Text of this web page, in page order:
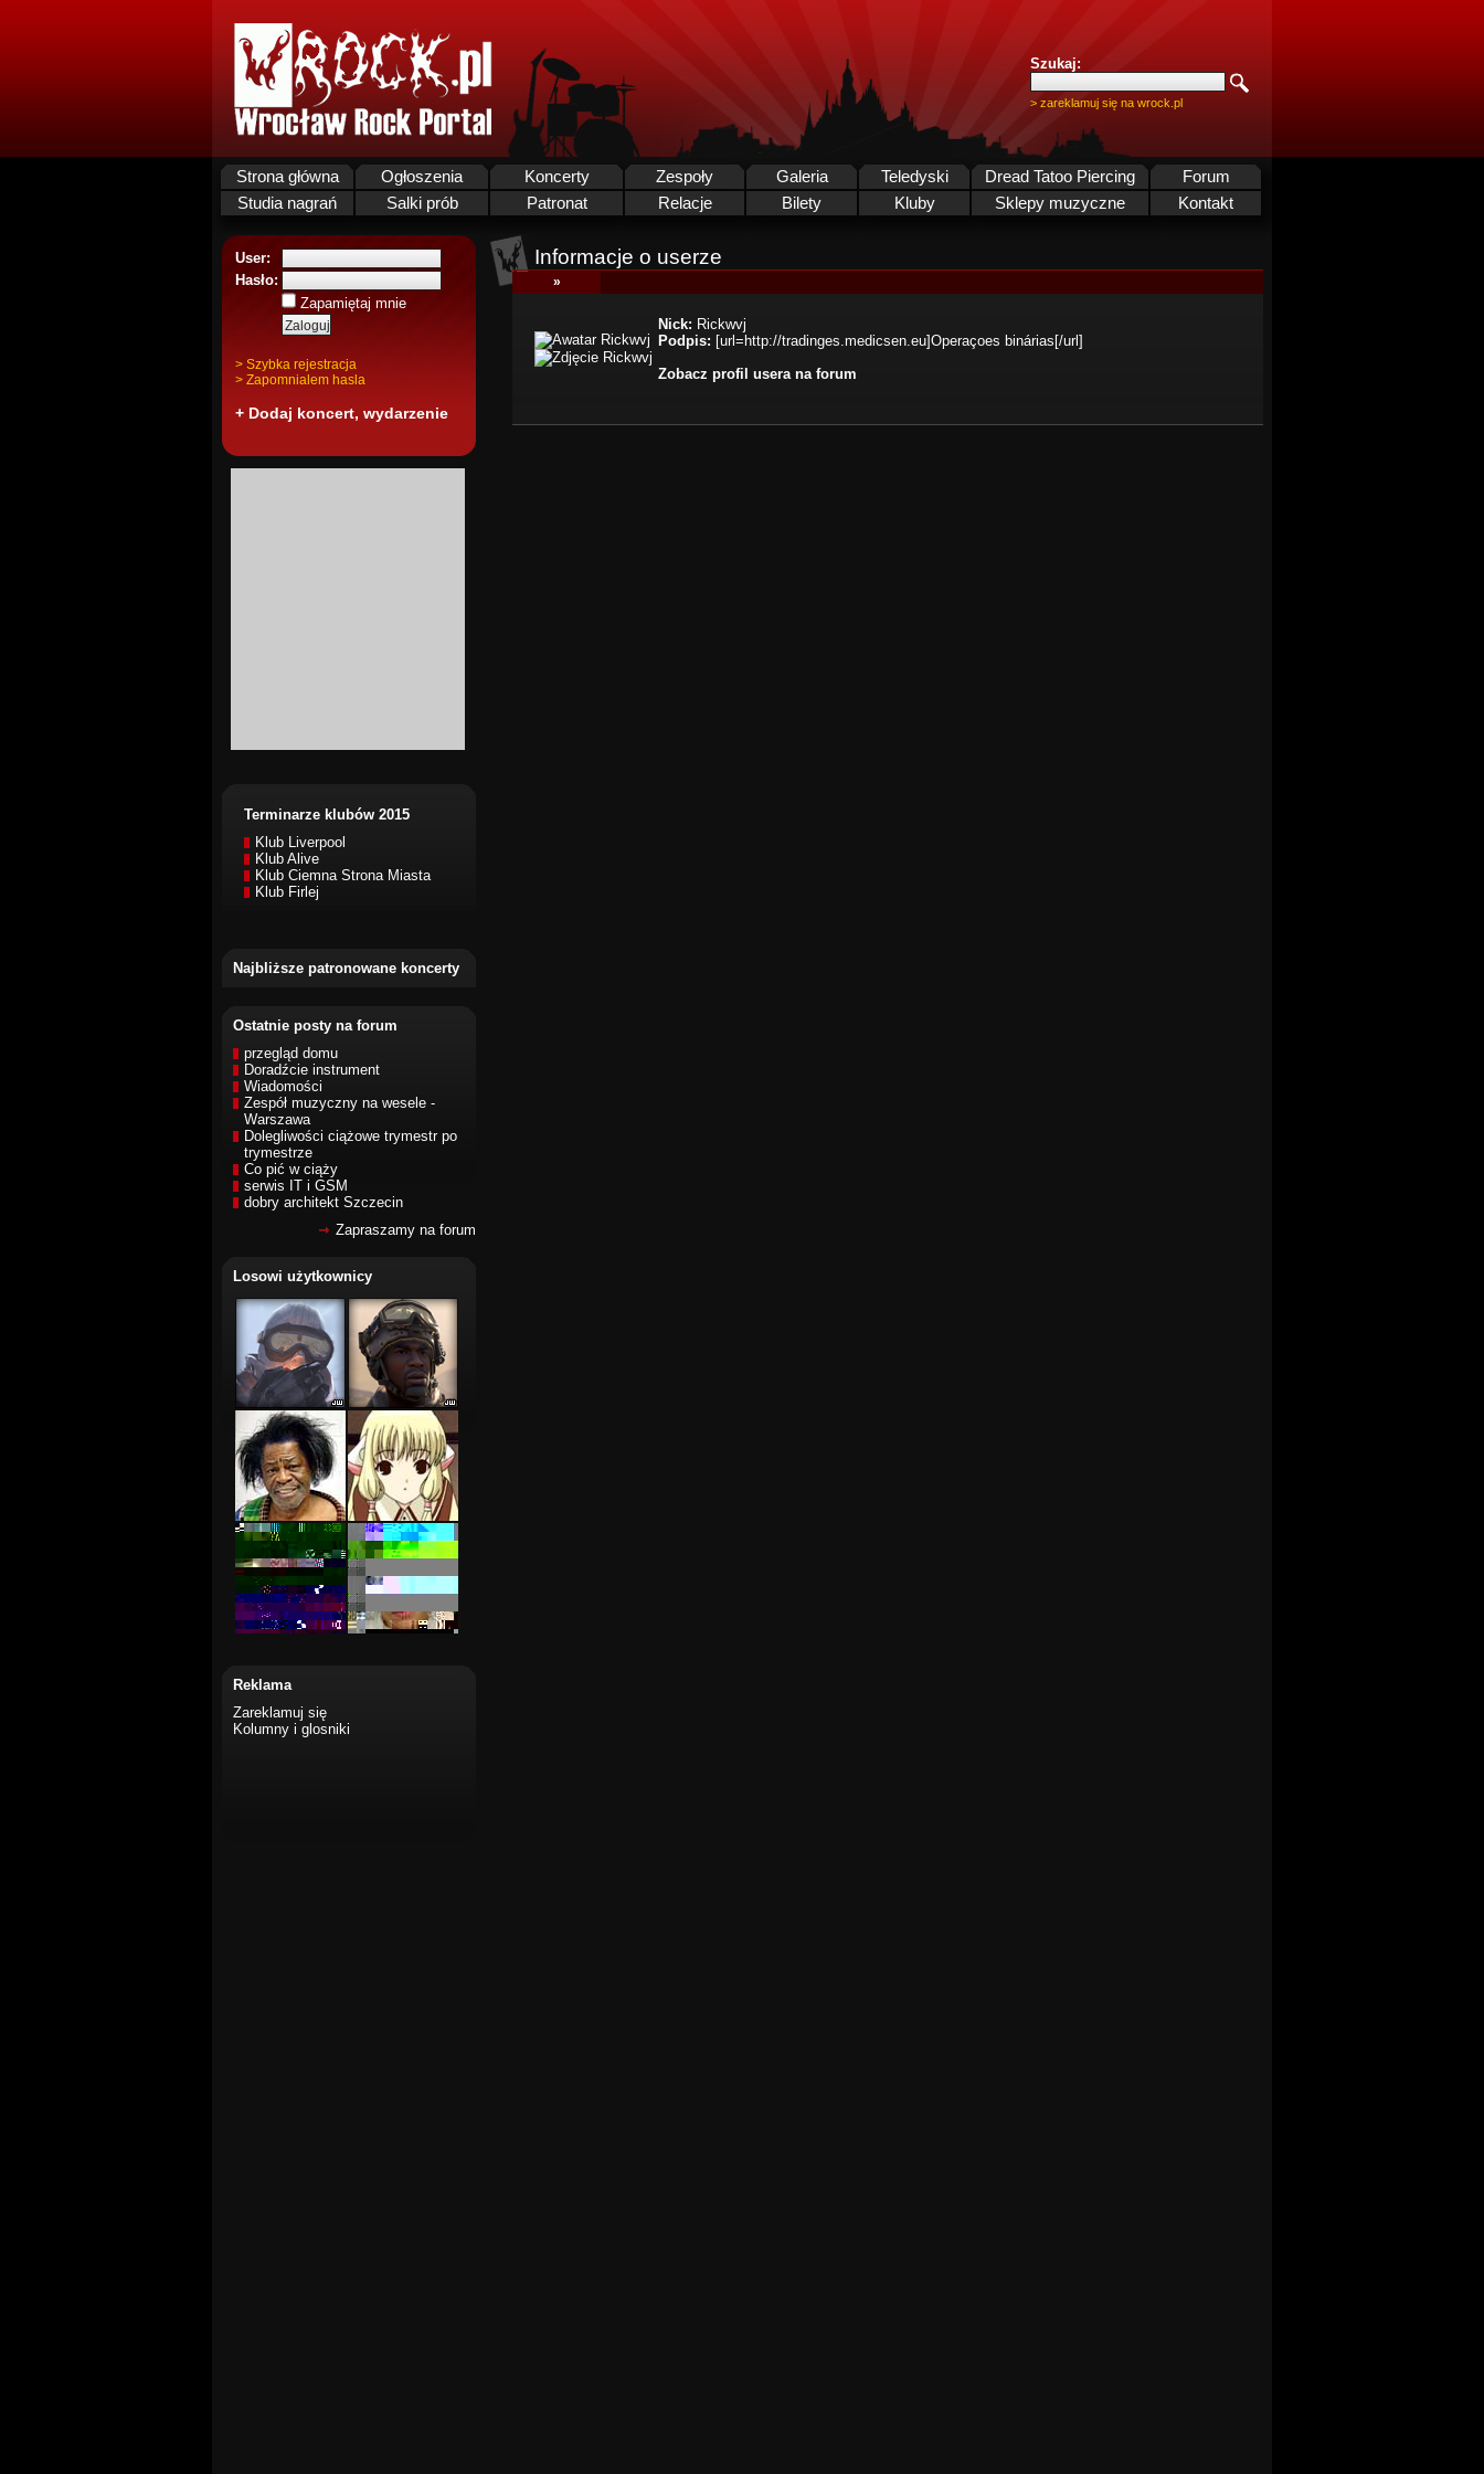
Szukaj:
> zareklamuj się na wrock.pl
Strona główna Ogłoszenia Koncerty Zespoły Galeria Teledyski Dread Tatoo Piercing
Forum
Studia nagrań
Salki prób Patronat Relacje Bilety Kluby Sklepy muzyczne Kontakt
User:
Hasło:
Zapamiętaj mnie
> Szybka rejestracja
> Zapomnialem hasla
+ Dodaj koncert, wydarzenie
Terminarze klubów 2015
Klub Liverpool
Klub Alive
Klub Ciemna Strona Miasta
Klub Firlej
Najbliższe patronowane koncerty
Ostatnie posty na forum
przegląd domu
Doradźcie instrument
Wiadomości
Zespół muzyczny na wesele -
Warszawa
Dolegliwości ciążowe trymestr po
trymestrze
Co pić w ciąży
serwis IT i GSM
dobry architekt Szczecin
Zapraszamy na forum
Losowi użytkownicy
Reklama
Zareklamuj się
Kolumny i glosniki
Informacje o userze
»
Nick: Rickwvj
Podpis: [url=http://tradinges.medicsen.eu]Operaçoes binárias[/url]
Zobacz profil usera na forum